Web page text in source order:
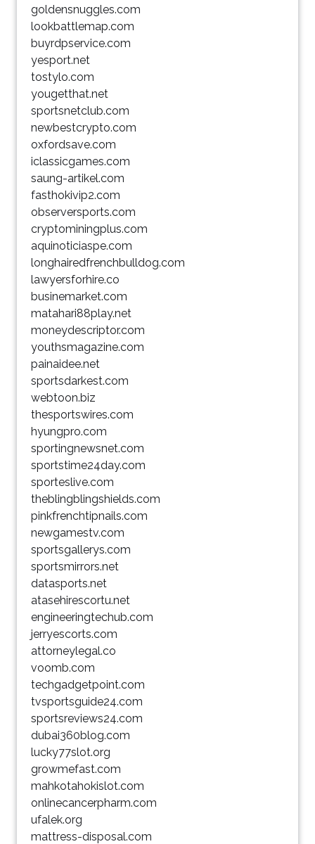
goldensnuggles.com
lookbattlemap.com
buyrdpservice.com
yesport.net
tostylo.com
yougetthat.net
sportsnetclub.com
newbestcrypto.com
oxfordsave.com
iclassicgames.com
saung-artikel.com
fasthokivip2.com
observersports.com
cryptominingplus.com
aquinoticiaspe.com
longhairedfrenchbulldog.com
lawyersforhire.co
businemarket.com
matahari88play.net
moneydescriptor.com
youthsmagazine.com
painaidee.net
sportsdarkest.com
webtoon.biz
thesportswires.com
hyungpro.com
sportingnewsnet.com
sportstime24day.com
sporteslive.com
theblingblingshields.com
pinkfrenchtipnails.com
newgamestv.com
sportsgallerys.com
sportsmirrors.net
datasports.net
atasehirescortu.net
engineeringtechub.com
jerryescorts.com
attorneylegal.co
voomb.com
techgadgetpoint.com
tvsportsguide24.com
sportsreviews24.com
dubai360blog.com
lucky77slot.org
growmefast.com
mahkotahokislot.com
onlinecancerpharm.com
ufalek.org
mattress-disposal.com